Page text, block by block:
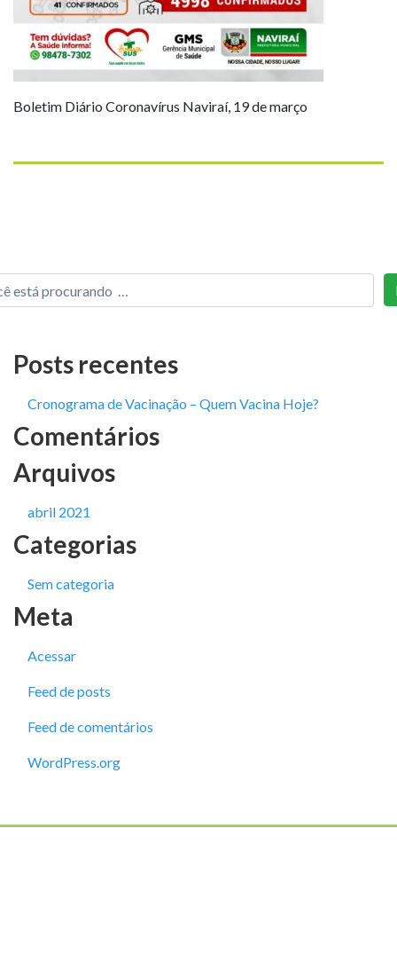
Boletim Diário Coronavírus Naviraí, 19 de março
Posts recentes
Cronograma de Vacinação – Quem Vacina Hoje?
Comentários
Arquivos
abril 2021
Categorias
Sem categoria
Meta
Acessar
Feed de posts
Feed de comentários
WordPress.org